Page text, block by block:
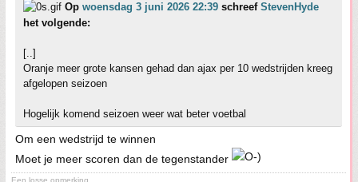
Op woensdag 3 juni 2026 22:39 schreef StevenHyde
het volgende:
[..]
Oranje meer grote kansen gehad dan ajax per 10 wedstrijden kreeg
afgelopen seizoen
Hogelijk komend seizoen weer wat beter voetbal
Om een wedstrijd te winnen
Moet je meer scoren dan de tegenstander
Een losse opmerking